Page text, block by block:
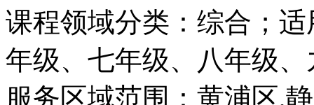
课程领域分类：综合；
年级、七年级、八年级
服务区域范围：黄浦区,